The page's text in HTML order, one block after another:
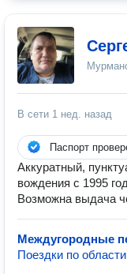
В сети 1 нед. назад
Паспорт
Аккуратный,
вождения с 1995
Возможна выдача
Междугородные
Поездки по